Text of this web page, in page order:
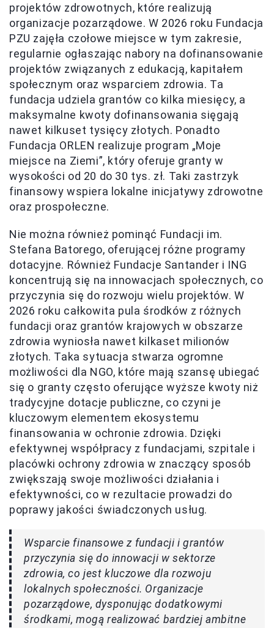
projektów zdrowotnych, które realizują
organizacje pozarządowe. W 2026 roku Fundacja
PZU zajęła czołowe miejsce w tym zakresie,
regularnie ogłaszając nabory na dofinansowanie
projektów związanych z edukacją, kapitałem
społecznym oraz wsparciem zdrowia. Ta
fundacja udziela grantów co kilka miesięcy, a
maksymalne kwoty dofinansowania sięgają
nawet kilkuset tysięcy złotych. Ponadto
Fundacja ORLEN realizuje program „Moje
miejsce na Ziemi”, który oferuje granty w
wysokości od 20 do 30 tys. zł. Taki zastrzyk
finansowy wspiera lokalne inicjatywy zdrowotne
oraz prospołeczne.
Nie można również pominąć Fundacji im.
Stefana Batorego, oferującej różne programy
dotacyjne. Również Fundacje Santander i ING
koncentrują się na innowacjach społecznych, co
przyczynia się do rozwoju wielu projektów. W
2026 roku całkowita pula środków z różnych
fundacji oraz grantów krajowych w obszarze
zdrowia wyniosła nawet kilkaset milionów
złotych. Taka sytuacja stwarza ogromne
możliwości dla NGO, które mają szansę ubiegać
się o granty często oferujące wyższe kwoty niż
tradycyjne dotacje publiczne, co czyni je
kluczowym elementem ekosystemu
finansowania w ochronie zdrowia. Dzięki
efektywnej współpracy z fundacjami, szpitale i
placówki ochrony zdrowia w znaczący sposób
zwiększają swoje możliwości działania i
efektywności, co w rezultacie prowadzi do
poprawy jakości świadczonych usług.
Wsparcie finansowe z fundacji i grantów
przyczynia się do innowacji w sektorze
zdrowia, co jest kluczowe dla rozwoju
lokalnych społeczności. Organizacje
pozarządowe, dysponując dodatkowymi
środkami, mogą realizować bardziej ambitne